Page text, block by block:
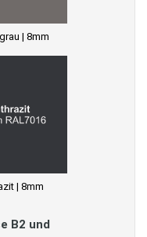
| 8mm
| 8mm
B2 und